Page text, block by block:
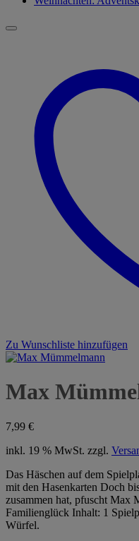
Zu Wunschliste hinzufügen
Max
7,99 €
inkl. 19 % MwSt. zzgl.
Das Häschen auf dem
mit den Hasenkarten Doch
zusammen hat, pfuscht Max
Familienglück Inhalt: 1
Würfel.